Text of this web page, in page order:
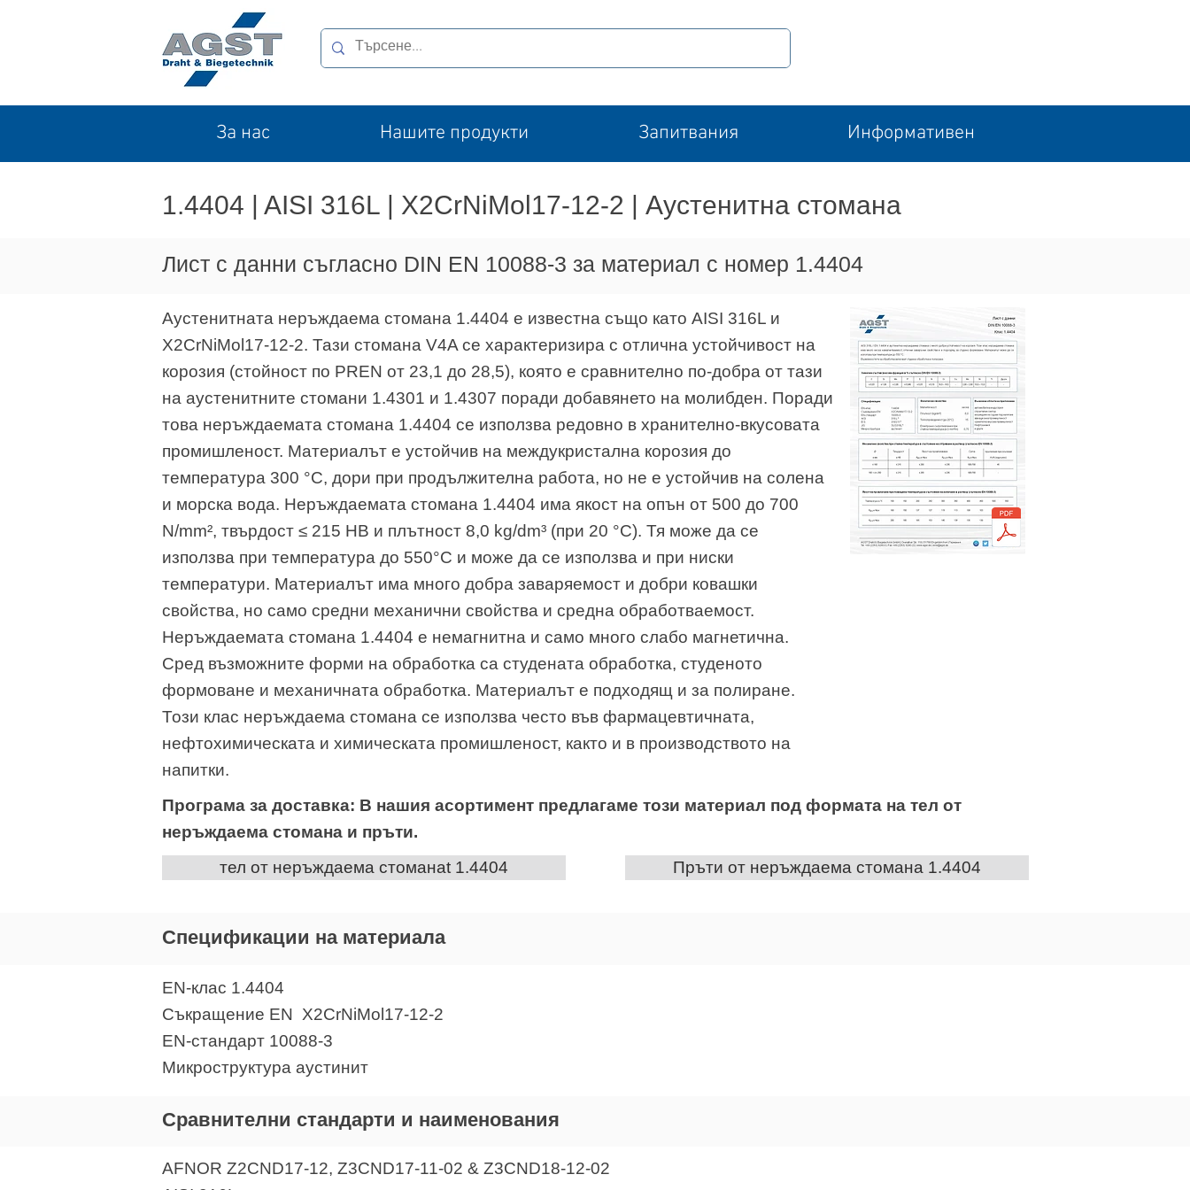
За нас Нашите продукти Запитвания Информативен
1.4404 | AISI 316L | X2CrNiMol17-12-2 | Аустенитна стомана
Лист с данни съгласно DIN EN 10088-3 за материал с номер 1.4404
Аустенитната неръждаема стомана 1.4404 е известна също като AISI 316L и
X2CrNiMol17-12-2. Тази стомана V4A се характеризира с отлична устойчивост на
корозия (стойност по PREN от 23,1 до 28,5), която е сравнително по-добра от тази
на аустенитните стомани 1.4301 и 1.4307 поради добавянето на молибден. Поради
това неръждаемата стомана 1.4404 се използва редовно в хранително-вкусовата
промишленост. Материалът е устойчив на междукристална корозия до
температура 300 °C, дори при продължителна работа, но не е устойчив на солена
и морска вода. Неръждаемата стомана 1.4404 има якост на опън от 500 до 700
N/mm², твърдост ≤ 215 HB и плътност 8,0 kg/dm³ (при 20 °C). Тя може да се
използва при температура до 550°C и може да се използва и при ниски
температури. Материалът има много добра заваряемост и добри ковашки
свойства, но само средни механични свойства и средна обработваемост.
Неръждаемата стомана 1.4404 е немагнитна и само много слабо магнетична.
Сред възможните форми на обработка са студената обработка, студеното
формоване и механичната обработка. Материалът е подходящ и за полиране.
Този клас неръждаема стомана се използва често във фармацевтичната,
нефтохимическата и химическата промишленост, както и в производството на
напитки.
Програма за доставка: В нашия асортимент предлагаме този материал под формата на тел от
неръждаема стомана и пръти.
тел от неръждаема стоманаt 1.4404
Пръти от неръждаема стомана 1.4404
Спецификации на материала
EN-клас 1.4404
Съкращение EN X2CrNiMol17-12-2
EN-стандарт 10088-3
Микроструктура аустинит
Сравнителни стандарти и наименования
AFNOR Z2CND17-12, Z3CND17-11-02 & Z3CND18-12-02